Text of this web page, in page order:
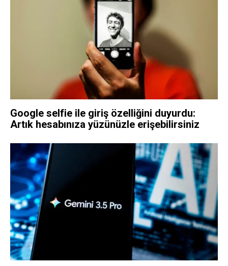
Google selfie ile giriş özelliğini duyurdu:
Artık hesabınıza yüzünüzle erişebilirsiniz